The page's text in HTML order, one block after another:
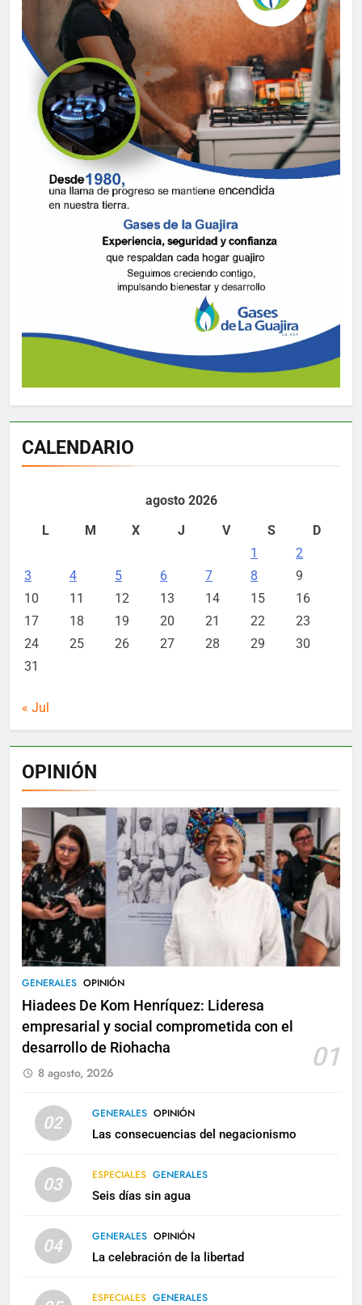
CALENDARIO
agosto 2026
L
M X J V S
D
1
2
3
4 5 6 7 8
9
10
11 12 13 14 15
16
17
18 19 20 21 22
23
24
25 26 27 28 29
30
31
« Jul
OPINIÓN
GENERALES OPINIÓN
Hiadees De Kom Henríquez: Lideresa
empresarial y social comprometida con el
desarrollo de Riohacha
01
8 agosto, 2026
02 GENERALES OPINIÓN
Las consecuencias del negacionismo
03 ESPECIALES GENERALES
Seis días sin agua
04 GENERALES OPINIÓN
La celebración de la libertad
ESPECIALES GENERALES